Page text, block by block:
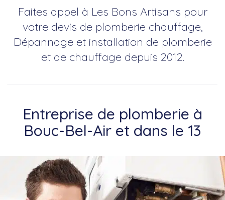
Faites appel à Les Bons Artisans pour
votre devis de plomberie chauffage,
Dépannage et installation de plomberie
et de chauffage depuis 2012.
Entreprise de plomberie à
Bouc-Bel-Air et dans le 13